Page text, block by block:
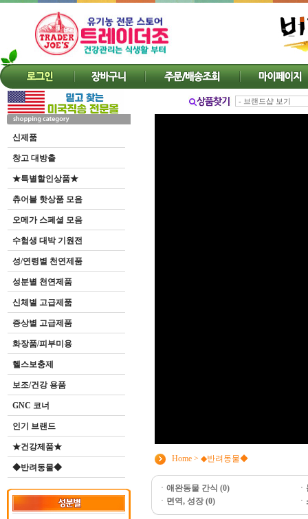
신제품
창고 대방출
★특별할인상품★
츄어블 핫상품 모음
오메가 스페셜 모음
수험생 대박 기원전
성/연령별 천연제품
성분별 천연제품
신체별 고급제품
증상별 고급제품
화장품/피부미용
헬스보충제
보조/건강 용품
GNC 코너
인기 브랜드
★건강제품★
◆반려동물◆
Home > ◆반려동물◆
ㆍ 애완동물 간식 (0) ㆍ
ㆍ 면역, 성장 (0) ㆍ